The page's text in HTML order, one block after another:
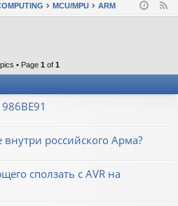
MCU/MPU ARM
• Page 1 of 1
российского Арма?
сползать с AVR на